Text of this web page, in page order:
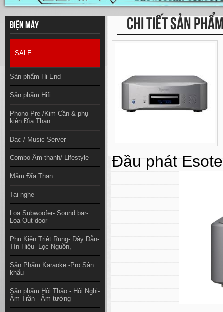
Điện máy
SALE
Sản phẩm Hi-End
Sản phẩm Hifi
Phono Pre /Kim Cần & phụ
kiện Đĩa Than
Dac / Music Server
Combo Âm thanh/ Lifestyle
Mâm Đĩa Than
Tai nghe
Loa Subwoofer- Sound bar-
Loa Out door
Phụ Kiện Triệt Rung- Dây Dẫn-
Tín Hiệu- Lọc Nguồn,
Sản Phẩm Karaoke -Pro Sân
khấu
Sản phẩm Hội Thảo - Hội Nghị-
Âm Trần - Âm tường
CHI TIẾT SẢN PHẨM
Đầu phát